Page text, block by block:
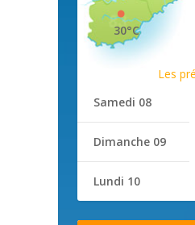
30°C
Les
Samedi 08
Dimanche 09
Lundi 10